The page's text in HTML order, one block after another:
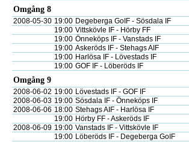
Omgång 8
2008-05-30 19:00 Degeberga GoIF - Sösdala IF
19:00 Vittskövle IF - Hörby FF
19:00 Önneköps IF - Vanstads IF
19:00 Askeröds IF - Stehags AIF
19:00 Harlösa IF - Lövestads IF
19:00 GOF IF - Löberöds IF
Omgång 9
2008-06-02 19:00 Lövestads IF - GOF IF
2008-06-03 19:00 Sösdala IF - Önneköps IF
2008-06-06 18:00 Stehags AIF - Harlösa IF
19:00 Hörby FF - Askeröds IF
2008-06-09 19:00 Vanstads IF - Vittskövle IF
19:00 Löberöds IF - Degeberga GoIF